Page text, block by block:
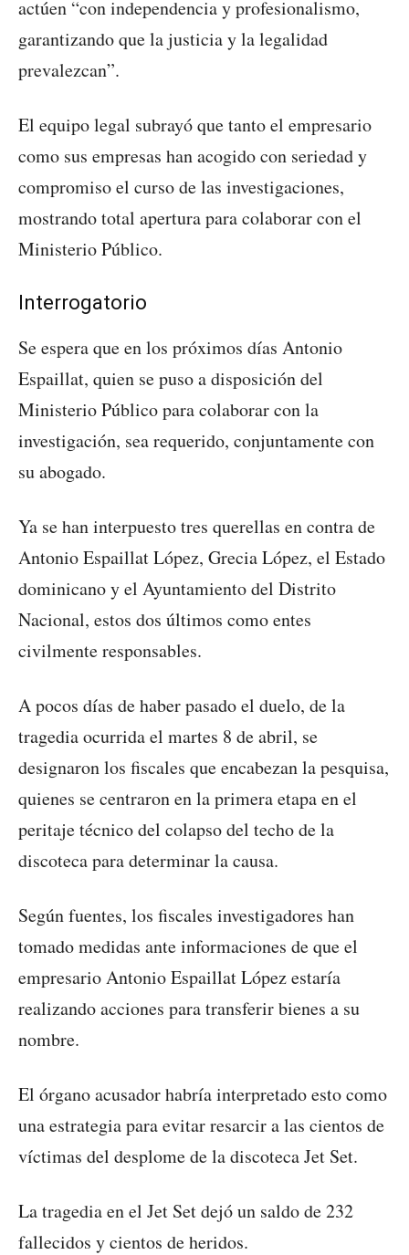
actúen “con independencia y profesionalismo,
garantizando que la justicia y la legalidad
prevalezcan”.
El equipo legal subrayó que tanto el empresario
como sus empresas han acogido con seriedad y
compromiso el curso de las investigaciones,
mostrando total apertura para colaborar con el
Ministerio Público.
Interrogatorio
Se espera que en los próximos días Antonio
Espaillat, quien se puso a disposición del
Ministerio Público para colaborar con la
investigación, sea requerido, conjuntamente con
su abogado.
Ya se han interpuesto tres querellas en contra de
Antonio Espaillat López, Grecia López, el Estado
dominicano y el Ayuntamiento del Distrito
Nacional, estos dos últimos como entes
civilmente responsables.
A pocos días de haber pasado el duelo, de la
tragedia ocurrida el martes 8 de abril, se
designaron los fiscales que encabezan la pesquisa,
quienes se centraron en la primera etapa en el
peritaje técnico del colapso del techo de la
discoteca para determinar la causa.
Según fuentes, los fiscales investigadores han
tomado medidas ante informaciones de que el
empresario Antonio Espaillat López estaría
realizando acciones para transferir bienes a su
nombre.
El órgano acusador habría interpretado esto como
una estrategia para evitar resarcir a las cientos de
víctimas del desplome de la discoteca Jet Set.
La tragedia en el Jet Set dejó un saldo de 232
fallecidos y cientos de heridos.